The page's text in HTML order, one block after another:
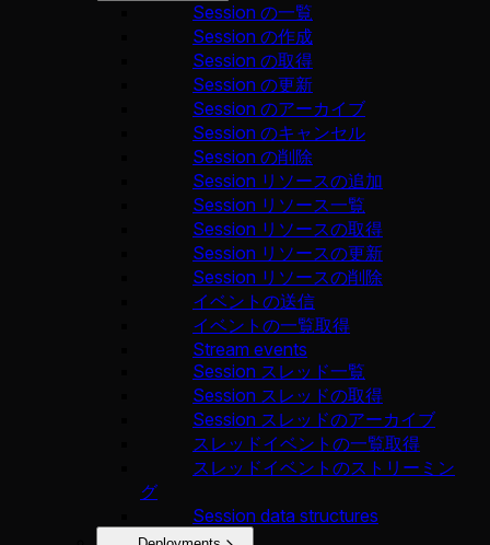
Session の一覧
Session の作成
Session の取得
Session の更新
Session のアーカイブ
Session のキャンセル
Session の削除
Session リソースの追加
Session リソース一覧
Session リソースの取得
Session リソースの更新
Session リソースの削除
イベントの送信
イベントの一覧取得
Stream events
Session スレッド一覧
Session スレッドの取得
Session スレッドのアーカイブ
スレッドイベントの一覧取得
スレッドイベントのストリーミン
グ
Session data structures